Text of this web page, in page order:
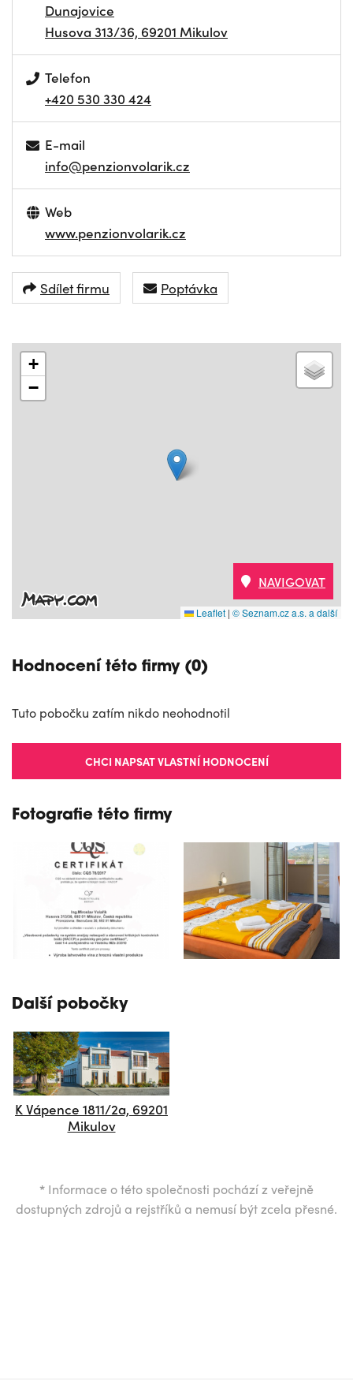
Dunajovice
Husova 313/36, 69201 Mikulov
Telefon
+420 530 330 424
E-mail
info@penzionvolarik.cz
Web
www.penzionvolarik.cz
Sdílet firmu Poptávka
+
−
Leaflet | © Seznam.cz a.s. a další
NAVIGOVAT
Hodnocení této firmy (0)
Tuto pobočku zatím nikdo neohodnotil
CHCI NAPSAT VLASTNÍ HODNOCENÍ
Fotografie této firmy
Další pobočky
K Vápence 1811/2a, 69201
Mikulov
* Informace o této společnosti pochází z veřejně
dostupných zdrojů a rejstříků a nemusí být zcela přesné.